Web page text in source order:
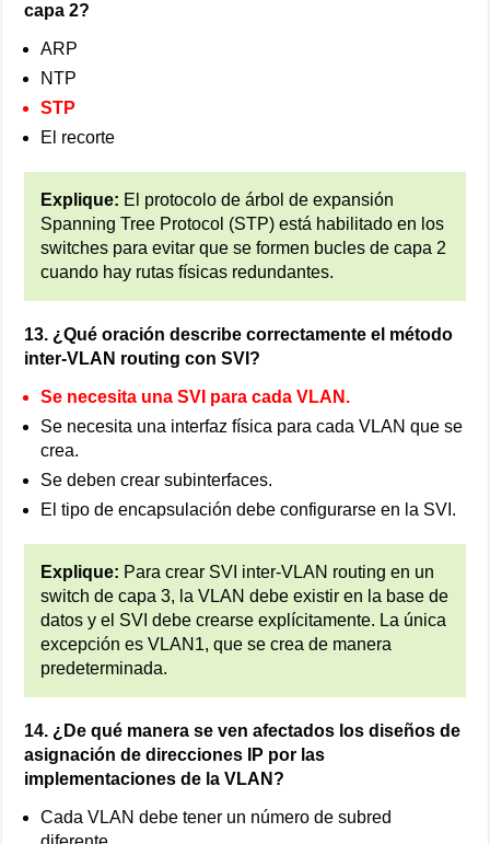
capa 2?
ARP
NTP
STP
El recorte
Explique: El protocolo de árbol de expansión
Spanning Tree Protocol (STP) está habilitado en los
switches para evitar que se formen bucles de capa 2
cuando hay rutas físicas redundantes.
13. ¿Qué oración describe correctamente el método
inter-VLAN routing con SVI?
Se necesita una SVI para cada VLAN.
Se necesita una interfaz física para cada VLAN que se
crea.
Se deben crear subinterfaces.
El tipo de encapsulación debe configurarse en la SVI.
Explique: Para crear SVI inter-VLAN routing en un
switch de capa 3, la VLAN debe existir en la base de
datos y el SVI debe crearse explícitamente. La única
excepción es VLAN1, que se crea de manera
predeterminada.
14. ¿De qué manera se ven afectados los diseños de
asignación de direcciones IP por las
implementaciones de la VLAN?
Cada VLAN debe tener un número de subred